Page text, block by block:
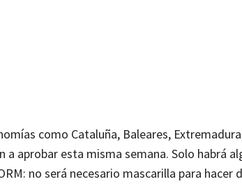
como Cataluña, Baleares,
aprobar esta misma semana. Solo habrá
no será necesario mascarilla para